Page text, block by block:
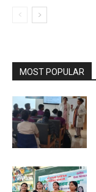
MOST POPULAR